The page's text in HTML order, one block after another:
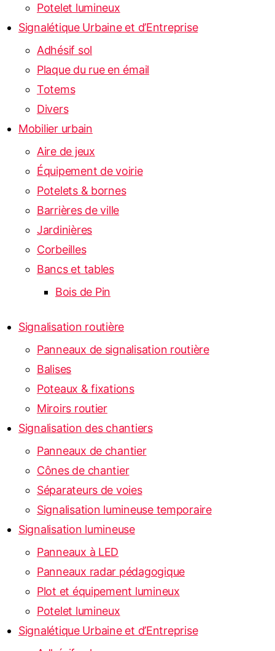
Potelet lumineux
Signalétique Urbaine et d’Entreprise
Adhésif sol
Plaque du rue en émail
Totems
Divers
Mobilier urbain
Aire de jeux
Équipement de voirie
Potelets & bornes
Barrières de ville
Jardinières
Corbeilles
Bancs et tables
Bois de Pin
Signalisation routière
Panneaux de signalisation routière
Balises
Poteaux & fixations
Miroirs routier
Signalisation des chantiers
Panneaux de chantier
Cônes de chantier
Séparateurs de voies
Signalisation lumineuse temporaire
Signalisation lumineuse
Panneaux à LED
Panneaux radar pédagogique
Plot et équipement lumineux
Potelet lumineux
Signalétique Urbaine et d’Entreprise